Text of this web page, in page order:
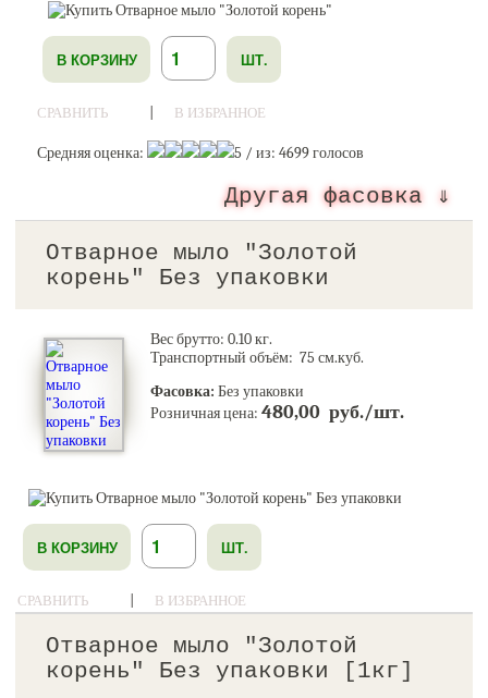
В КОРЗИНУ ШТ.
СРАВНИТЬ В ИЗБРАННОЕ
Средняя оценка: 5 / из: 4699голосов
Другая фасовка ⇓
Отварное мыло "Золотой
корень" Без упаковки
Вес брутто: 0.10кг.
Транспортный объём: 75 см.куб.
Фасовка: Без упаковки
Розничная цена: 480,00 руб./шт.
В КОРЗИНУ ШТ.
СРАВНИТЬ В ИЗБРАННОЕ
Отварное мыло "Золотой
корень" Без упаковки [1кг]